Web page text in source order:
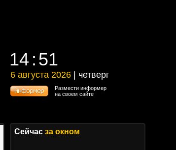
14 :51
14 :51
6 августа 2026 | четверг
6 августа 2026 | четверг
Размести информер
на своем сайте
Сейчас за окном